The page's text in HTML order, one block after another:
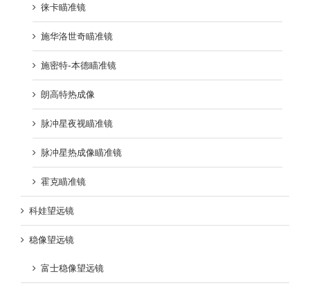
徕卡瞄准镜
施华洛世奇瞄准镜
施密特-本德瞄准镜
朗高特热成像
脉冲星夜视瞄准镜
脉冲星热成像瞄准镜
霍克瞄准镜
科娃望远镜
稳像望远镜
富士稳像望远镜